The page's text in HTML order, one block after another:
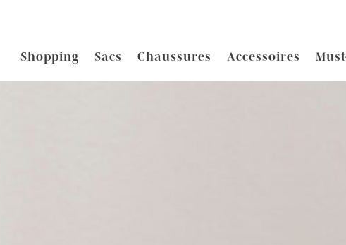
Shopping
Sacs Chaussures Accessoires